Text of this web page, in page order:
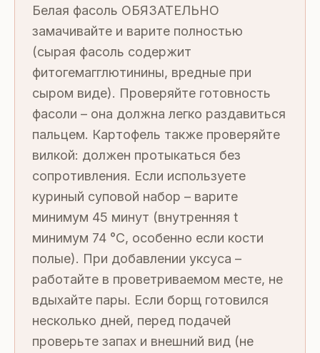
Белая фасоль ОБЯЗАТЕЛЬНО
замачивайте и варите полностью
(сырая фасоль содержит
фитогемагглютинины, вредные при
сыром виде). Проверяйте готовность
фасоли – она должна легко раздавиться
пальцем. Картофель также проверяйте
вилкой: должен протыкаться без
сопротивления. Если используете
куриный суповой набор – варите
минимум 45 минут (внутренняя t
минимум 74 °C, особенно если кости
полые). При добавлении уксуса –
работайте в проветриваемом месте, не
вдыхайте пары. Если борщ готовился
несколько дней, перед подачей
проверьте запах и внешний вид (не